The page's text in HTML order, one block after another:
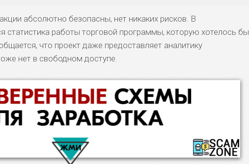
абсолютно безопасны, нет никаких рисков. В
статистика работы торговой программы, которую хотелось бы
что проект даже предоставляет аналитику
нет в свободном доступе.